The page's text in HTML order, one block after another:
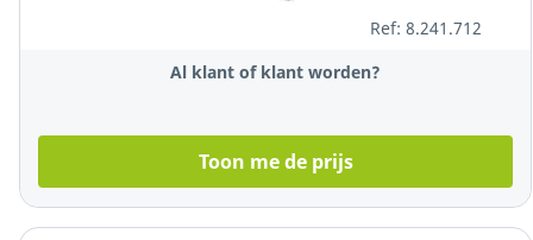
schijf , 1 TB
Ref: 8.241.712
Al klant of klant worden?
Toon me de prijs